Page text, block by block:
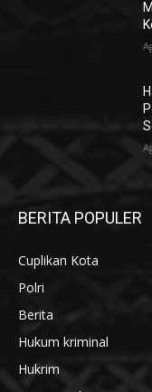
BERITA POPULER
Cuplikan Kota
Polri
Berita
Hukum kriminal
Hukrim